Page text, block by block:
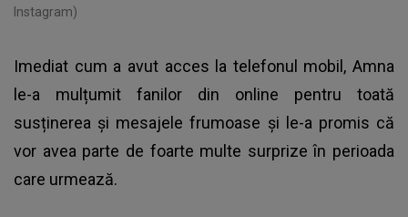
Instagram)
Imediat cum a avut acces la telefonul mobil, Amna
le-a mulțumit fanilor din online pentru toată
susținerea și mesajele frumoase și le-a promis că
vor avea parte de foarte multe surprize în perioada
care urmează.